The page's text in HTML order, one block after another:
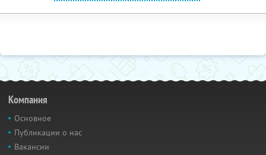
Компания
Основное
Публикации о нас
Вакансии